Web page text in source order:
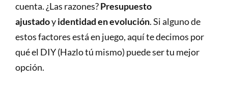
cuenta. ¿Las razones?Presupuesto
ajustadoyidentidad en evolución. Si alguno de
estos factores está en juego, aquí te decimos por
qué el DIY (Hazlo tú mismo) puede ser tu mejor
opción.